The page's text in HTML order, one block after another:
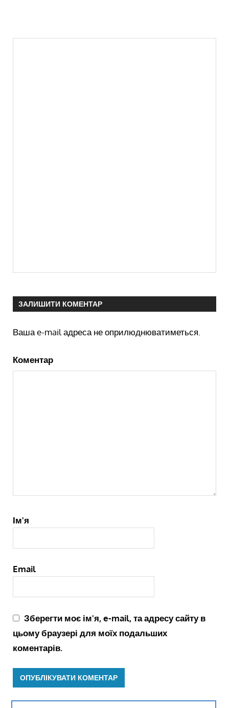
ЗАЛИШИТИ КОМЕНТАР
Ваша e-mail адреса не оприлюднюватиметься.
Коментар
Ім'я
Email
Зберегти моє ім'я, e-mail, та адресу сайту в
цьому браузері для моїх подальших
коментарів.